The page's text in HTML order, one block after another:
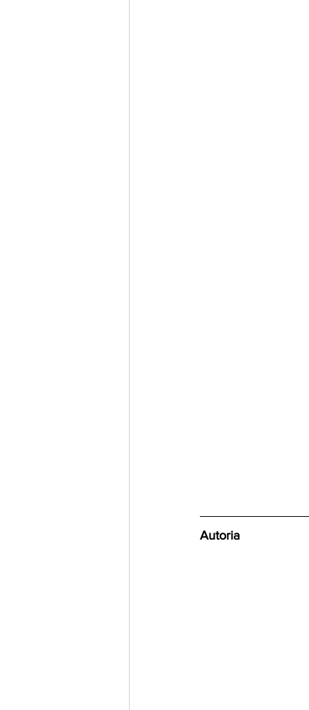
Autoria